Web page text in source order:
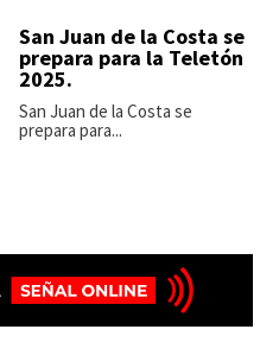
San Juan de la Costa se
prepara para la Teletón
2025.
San Juan de la Costa se
prepara para...